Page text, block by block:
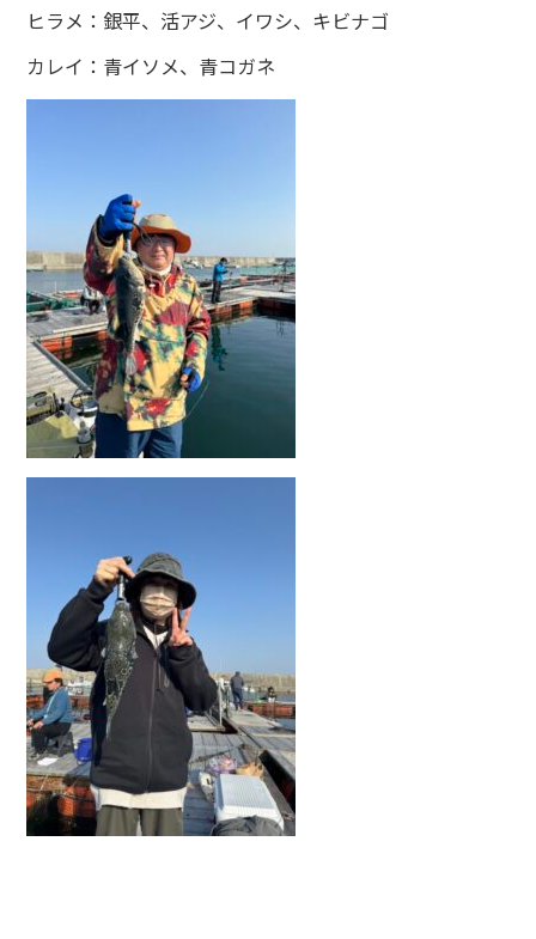
ヒラメ：銀平、活アジ、イワシ、キビナゴ
カレイ：青イソメ、青コガネ